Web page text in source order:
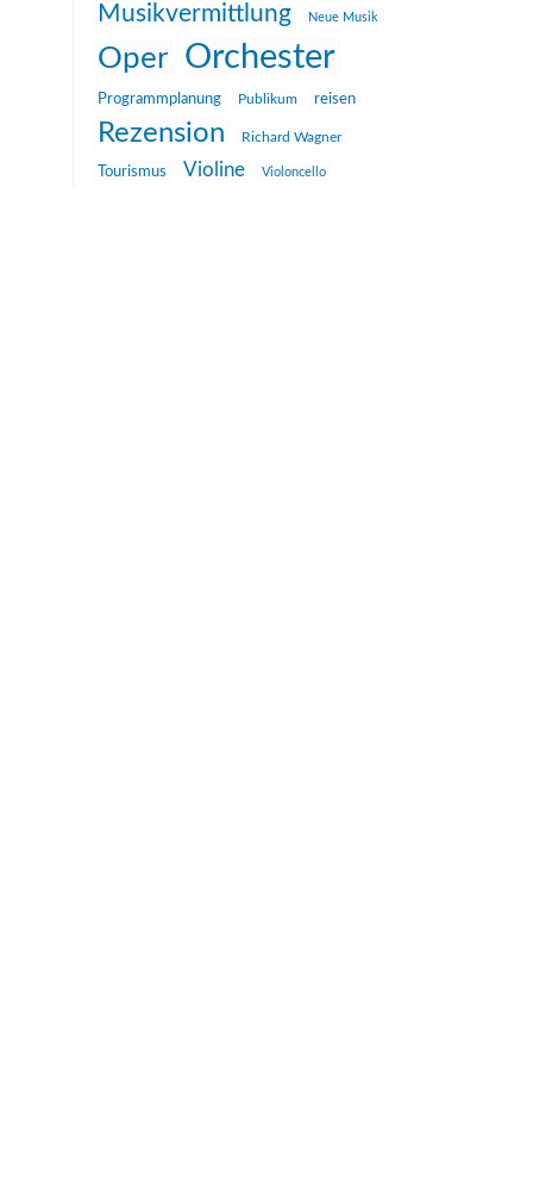
Musikvermittlung Neue Musik
Oper Orchester
Programmplanung Publikum reisen
Rezension Richard Wagner
Tourismus Violine Violoncello